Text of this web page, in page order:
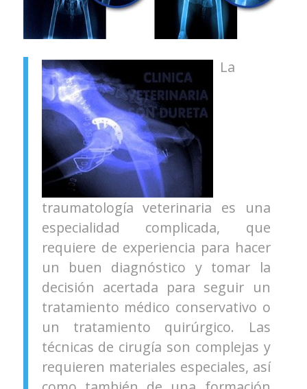
La
traumatología veterinaria es una
especialidad complicada, que
requiere de experiencia para hacer
un buen diagnóstico y tomar la
decisión acertada para seguir un
tratamiento médico conservativo o
un tratamiento quirúrgico. Las
técnicas de cirugía son complejas y
requieren materiales especiales, así